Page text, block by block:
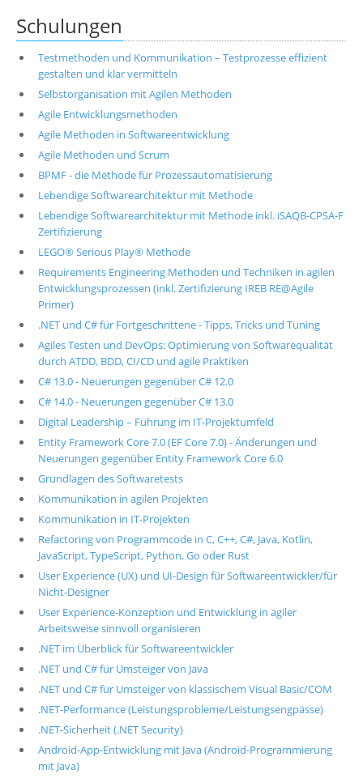
Schulungen
Testmethoden und Kommunikation – Testprozesse effizient
gestalten und klar vermitteln
Selbstorganisation mit Agilen Methoden
Agile Entwicklungsmethoden
Agile Methoden in Softwareentwicklung
Agile Methoden und Scrum
BPMF - die Methode für Prozessautomatisierung
Lebendige Softwarearchitektur mit Methode
Lebendige Softwarearchitektur mit Methode inkl. iSAQB-CPSA-F
Zertifizierung
LEGO® Serious Play® Methode
Requirements Engineering Methoden und Techniken in agilen
Entwicklungsprozessen (inkl. Zertifizierung IREB RE@Agile
Primer)
.NET und C# für Fortgeschrittene - Tipps, Tricks und Tuning
Agiles Testen und DevOps: Optimierung von Softwarequalität
durch ATDD, BDD, CI/CD und agile Praktiken
C# 13.0 - Neuerungen gegenüber C# 12.0
C# 14.0 - Neuerungen gegenüber C# 13.0
Digital Leadership – Führung im IT-Projektumfeld
Entity Framework Core 7.0 (EF Core 7.0) - Änderungen und
Neuerungen gegenüber Entity Framework Core 6.0
Grundlagen des Softwaretests
Kommunikation in agilen Projekten
Kommunikation in IT-Projekten
Refactoring von Programmcode in C, C++, C#, Java, Kotlin,
JavaScript, TypeScript, Python, Go oder Rust
User Experience (UX) und UI-Design für Softwareentwickler/für
Nicht-Designer
User Experience-Konzeption und Entwicklung in agiler
Arbeitsweise sinnvoll organisieren
.NET im Überblick für Softwareentwickler
.NET und C# für Umsteiger von Java
.NET und C# für Umsteiger von klassischem Visual Basic/COM
.NET-Performance (Leistungsprobleme/Leistungsengpässe)
.NET-Sicherheit (.NET Security)
Android-App-Entwicklung mit Java (Android-Programmierung
mit Java)